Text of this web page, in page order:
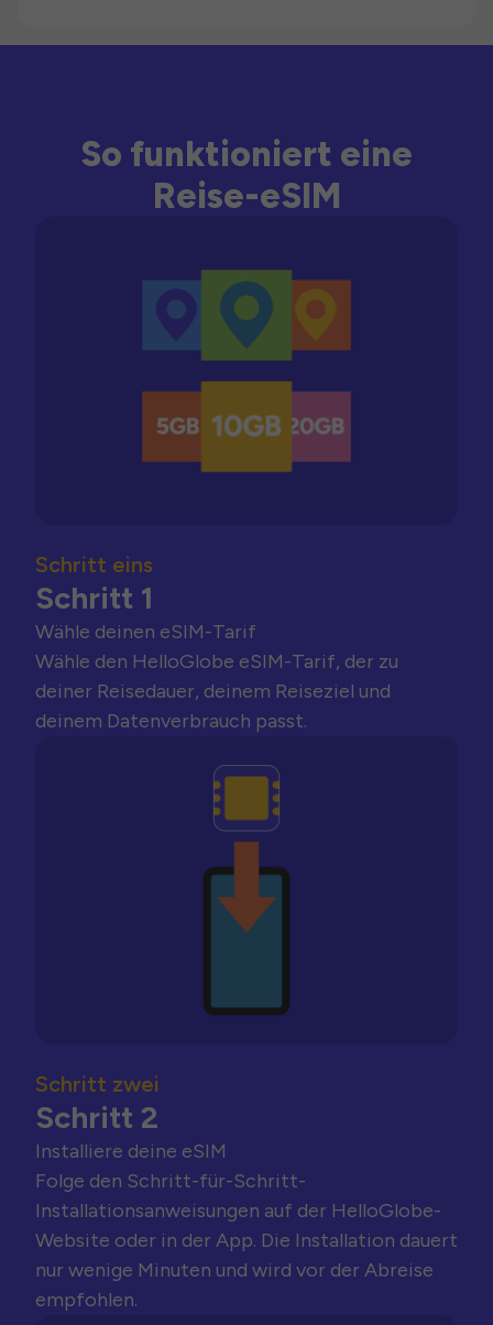
So funktioniert eine
Reise-eSIM
Schritt eins
Schritt 1
Wähle deinen eSIM-Tarif
Wähle den HelloGlobe eSIM-Tarif, der zu
deiner Reisedauer, deinem Reiseziel und
deinem Datenverbrauch passt.
Schritt zwei
Schritt 2
Installiere deine eSIM
Folge den Schritt-für-Schritt-
Installationsanweisungen auf der HelloGlobe-
Website oder in der App. Die Installation dauert
nur wenige Minuten und wird vor der Abreise
empfohlen.